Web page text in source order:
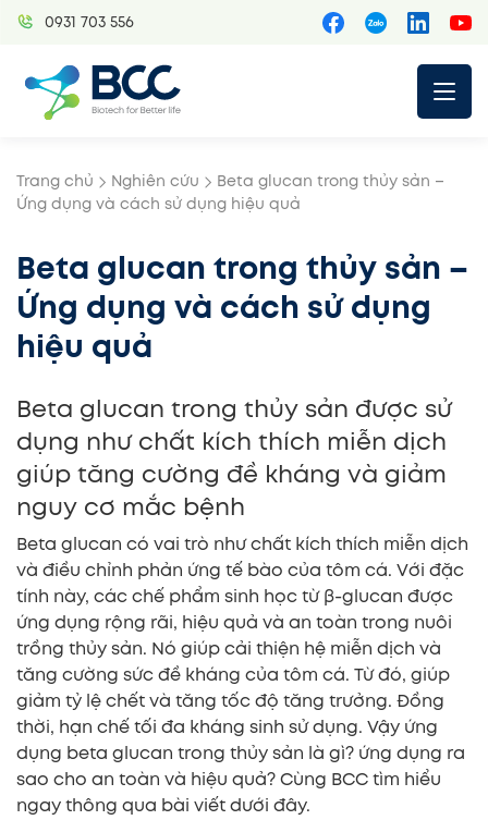
Skip
0931 703 556
Trang chủ Nghiên cứu
Beta glucan trong thủy sản –
Ứng dụng và cách sử dụng hiệu quả
Beta glucan trong thủy sản –
Ứng dụng và cách sử dụng
hiệu quả
Beta glucan trong thủy sản được sử
dụng như chất kích thích miễn dịch
giúp tăng cường đề kháng và giảm
nguy cơ mắc bệnh
Beta glucan có vai trò như chất kích thích miễn dịch
và điều chỉnh phản ứng tế bào của tôm cá. Với đặc
tính này, các chế phẩm sinh học từ β-glucan được
ứng dụng rộng rãi, hiệu quả và an toàn trong nuôi
trồng thủy sản. Nó giúp cải thiện hệ miễn dịch và
tăng cường sức đề kháng của tôm cá. Từ đó, giúp
giảm tỷ lệ chết và tăng tốc độ tăng trưởng. Đồng
thời, hạn chế tối đa kháng sinh sử dụng. Vậy ứng
dụng beta glucan trong thủy sản là gì? ứng dụng ra
sao cho an toàn và hiệu quả? Cùng BCC tìm hiểu
ngay thông qua bài viết dưới đây.